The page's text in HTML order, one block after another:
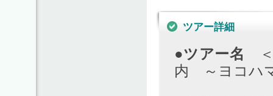
ツアー詳細
●ツアー名
＜
内 ～ヨコハ